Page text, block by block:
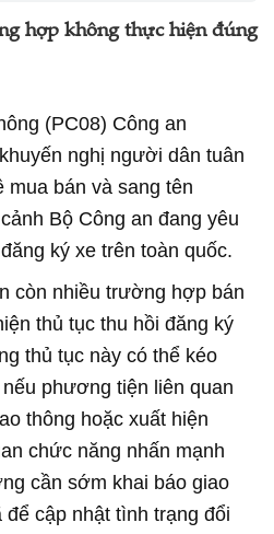
hợp không thực hiện đúng
(PC08) Công an
nghị người dân tuân
mua bán và sang tên
Bộ Công an đang yêu
ký xe trên toàn quốc.
còn nhiều trường hợp bán
thủ tục thu hồi đăng ký
thủ tục này có thể kéo
phương tiện liên quan
thông hoặc xuất hiện
chức năng nhấn mạnh
cần sớm khai báo giao
cập nhật tình trạng đổi